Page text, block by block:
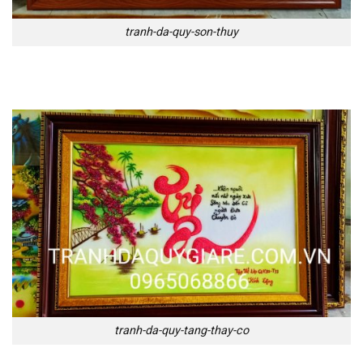
tranh-da-quy-son-thuy
tranh-da-quy-tang-thay-co